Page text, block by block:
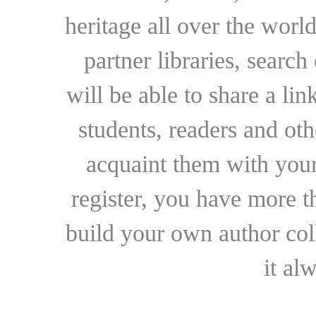
heritage all over the
partner libraries,
will be able to share a
students, readers and
acquaint them with
register, you have more
build your own author
it